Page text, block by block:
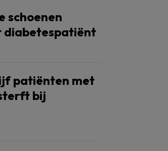
schoenen
diabetespatiënt
patiënten met
bij